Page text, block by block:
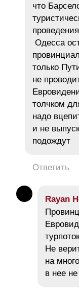
что
Одесса
только
не
толчком
надо
и не
подождут
Ответить
Rayan
Не
на
в нее